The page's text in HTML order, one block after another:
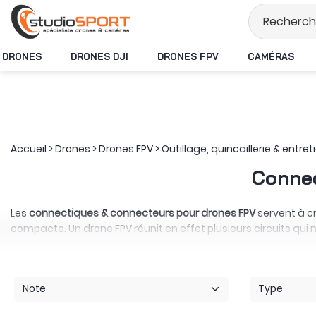
Stock en temps réel
DRONES DRONES DJI DRONES FPV CAMÉRAS
Accueil >Drones >Drones FPV>Outillage, quincaillerie &
Les connectiques & connecteurs pour drones FPVservent à
compacte. Un drone FPV réunit en effet plusieurs circuits
L’adaptateur intervient lorsque les deux équipements sont
Note Type